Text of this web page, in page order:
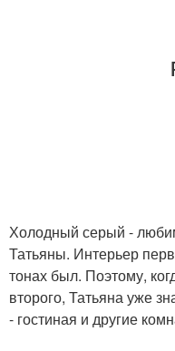
Холодный серый -
Татьяны. Интерьер
тонах был. Поэтому,
второго, Татьяна уже
- гостиная и другие